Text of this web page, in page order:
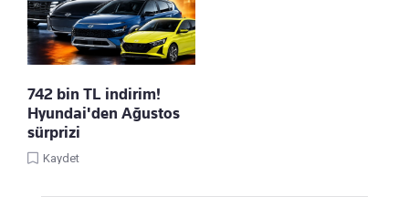
742 bin TL indirim!
Hyundai'den Ağustos
sürprizi
Kaydet